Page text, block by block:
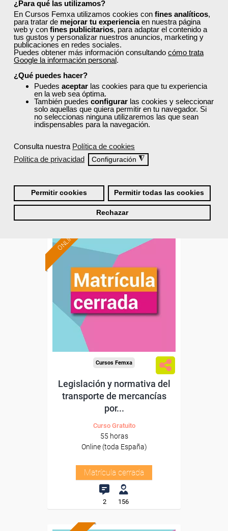
¿Para qué las utilizamos?
En Cursos Femxa utilizamos cookies con fines analíticos,
para tratar de mejorar tu experienciaen nuestra página
web y con fines publicitarios, para adaptar el contenido a
tus gustos y personalizar nuestros anuncios, marketing y
publicaciones en redes sociales.
Puedes obtener más información consultando cómo trata
Google la información personal.
¿Qué puedes hacer?
Puedes aceptar las cookies para que tu experiencia
en la web sea óptima.
También puedes configurar las cookies y seleccionar
solo aquellas que quiera permitir en tu navegador. Si
no seleccionas ninguna utilizaremos las que sean
indispensables para la navegación.
Consulta nuestra Política de cookies
Política de privacidad
Configuración ◮
Permitir cookies Permitir todas las cookies
Rechazar
Cursos Femxa
La cocina al vacío como
herramienta de gestión
Curso Gratuito
Online (toda España)
4 168
ONLINE
Cursos Femxa
Legislación y normativa del
transporte de mercancías
por...
Curso Gratuito
55 horas
Online (toda España)
Matrícula cerrada
2 156